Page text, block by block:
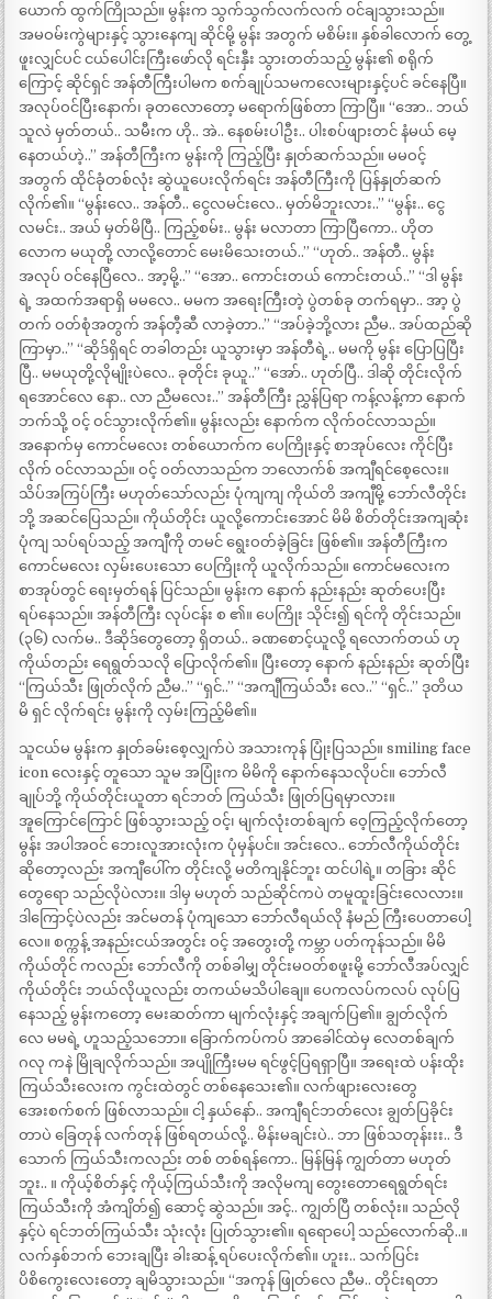
ယောက် ထွက်ကြိုသည်။ မွန်းက သွက်သွက်လက်လက် ဝင်ချသွားသည်။
အမဝမ်းကွဲများနှင့် သွားနေကျ ဆိုင်မို့ မွန်း အတွက် မစိမ်း။ နှစ်ခါလောက် တွေ့
ဖူးလျှင်ပင် ငယ်ပေါင်းကြီးဖော်လို ရင်းနှီး သွားတတ်သည့် မွန်း၏ စရိုက်
ကြောင့် ဆိုင်ရှင် အန်တီကြီးပါမက စက်ချုပ်သမကလေးများနှင့်ပင် ခင်နေပြီ။
အလုပ်ဝင်ပြီးနောက်၊ ခုတလောတော့ မရောက်ဖြစ်တာ ကြာပြီ။ “အော.. ဘယ်
သူလဲ မှတ်တယ်.. သမီးက ဟို.. အဲ.. နေစမ်းပါဦး.. ပါးစပ်ဖျားတင် နံမယ် မေ့
နေတယ်ဟဲ့..” အန်တီကြီးက မွန်းကို ကြည့်ပြီး နှုတ်ဆက်သည်။ မမဝင့်
အတွက် ထိုင်ခုံတစ်လုံး ဆွဲယူပေးလိုက်ရင်း အန်တီကြီးကို ပြန်နှုတ်ဆက်
လိုက်၏။ “မွန်းလေ.. အန်တီ.. ငွေလမင်းလေ.. မှတ်မိဘူးလား..” “မွန်း.. ငွေ
လမင်း.. အယ် မှတ်မိပြီ.. ကြည့်စမ်း.. မွန်း မလာတာ ကြာပြီကော.. ဟိုတ
လောက မယုတို့ လာလို့တောင် မေးမိသေးတယ်..” “ဟုတ်.. အန်တီ.. မွန်း
အလုပ် ဝင်နေပြီလေ.. အာ့မို့..” “အော.. ကောင်းတယ် ကောင်းတယ်..” “ဒါ မွန်း
ရဲ့ အထက်အရာရှိ မမလေ.. မမက အရေးကြီးတဲ့ ပွဲတစ်ခု တက်ရမှာ.. အာ့ ပွဲ
တက် ဝတ်စုံအတွက် အန်တီ့ဆီ လာခဲ့တာ..” “အပ်ခဲ့ဘို့လား ညီမ.. အပ်ထည်ဆို
ကြာမှာ..” “ဆိုဒ်ရှိရင် တခါတည်း ယူသွားမှာ အန်တီရဲ့.. မမကို မွန်း ပြောပြပြီး
ပြီ.. မမယုတို့လိုမျိုးပဲလေ.. ခုတိုင်း ခုယူ..” “အော်.. ဟုတ်ပြီ.. ဒါဆို တိုင်းလိုက်
ရအောင်လေ နော.. လာ ညီမလေး..” အန်တီကြီး ညွှန်ပြရာ ကန့်လန့်ကာ နောက်
ဘက်သို့ ဝင့် ဝင်သွားလိုက်၏။ မွန်းလည်း နောက်က လိုက်ဝင်လာသည်။
အနောက်မှ ကောင်မလေး တစ်ယောက်က ပေကြိုးနှင့် စာအုပ်လေး ကိုင်ပြီး
လိုက် ဝင်လာသည်။ ဝင့် ဝတ်လာသည်က ဘလောက်စ် အကျီရင်စေ့လေး။
သိပ်အကြပ်ကြီး မဟုတ်သော်လည်း ပုံကျကျ ကိုယ်တိ အကျီမို့ ဘော်လီတိုင်း
ဘို့ အဆင်ပြေသည်။ ကိုယ်တိုင်း ယူလို့ကောင်းအောင် မိမိ စိတ်တိုင်းအကျဆုံး
ပုံကျ သပ်ရပ်သည့် အကျီကို တမင် ရွေးဝတ်ခဲ့ခြင်း ဖြစ်၏။ အန်တီကြီးက
ကောင်မလေး လှမ်းပေးသော ပေကြိုးကို ယူလိုက်သည်။ ကောင်မလေးက
စာအုပ်တွင် ရေးမှတ်ရန် ပြင်သည်။ မွန်းက နောက် နည်းနည်း ဆုတ်ပေးပြီး
ရပ်နေသည်။ အန်တီကြီး လုပ်ငန်း စ ၏။ ပေကြိုး သိုင်း၍ ရင်ကို တိုင်းသည်။
(၃၆) လက်မ.. ဒီဆိုဒ်တွေတော့ ရှိတယ်.. ခဏစောင့်ယူလို့ ရလောက်တယ် ဟု
ကိုယ်တည်း ရေရွတ်သလို ပြောလိုက်၏။ ပြီးတော့ နောက် နည်းနည်း ဆုတ်ပြီး
“ကြယ်သီး ဖြုတ်လိုက် ညီမ..” “ရှင်..” “အကျီကြယ်သီး လေ..” “ရှင်..” ဒုတိယ
မိ ရှင် လိုက်ရင်း မွန်းကို လှမ်းကြည့်မိ၏။
သူငယ်မ မွန်းက နှုတ်ခမ်းစေ့လျှက်ပဲ အသားကုန် ပြုံးပြသည်။ smiling face
icon လေးနှင့် တူသော သူမ အပြုံးက မိမိကို နောက်နေသလိုပင်။ ဘော်လီ
ချုပ်ဘို့ ကိုယ်တိုင်းယူတာ ရင်ဘတ် ကြယ်သီး ဖြုတ်ပြရမှာလား။
အူကြောင်ကြောင် ဖြစ်သွားသည့် ဝင့်၊ မျက်လုံးတစ်ချက် ဝေ့ကြည့်လိုက်တော့
မွန်း အပါအဝင် ဘေးလူအားလုံးက ပုံမှန်ပင်။ အင်းလေ.. ဘော်လီကိုယ်တိုင်း
ဆိုတော့လည်း အကျီပေါ်က တိုင်းလို့ မတိကျနိုင်ဘူး ထင်ပါရဲ့။ တခြား ဆိုင်
တွေရော သည်လိုပဲလား။ ဒါမှ မဟုတ် သည်ဆိုင်ကပဲ တမူထူးခြင်းလေလား။
ဒါကြောင့်ပဲလည်း အင်မတန် ပုံကျသော ဘော်လီရယ်လို နံမည် ကြီးပေတာပေါ့
လေ။ စက္ကန့် အနည်းငယ်အတွင်း ဝင့် အတွေးတို့ ကမ္ဘာ ပတ်ကုန်သည်။ မိမိ
ကိုယ်တိုင် ကလည်း ဘော်လီကို တစ်ခါမျှ တိုင်းမဝတ်စဖူးမို့ ဘော်လီအပ်လျှင်
ကိုယ်တိုင်း ဘယ်လိုယူလည်း တကယ်မသိပါချေ။ ပေကလပ်ကလပ် လုပ်ပြ
နေသည့် မွန်းကတော့ မေးဆတ်ကာ မျက်လုံးနှင့် အချက်ပြ၏။ ချွတ်လိုက်
လေ မမရဲ့ ဟူသည့်သဘော။ ခြောက်ကပ်ကပ် အာခေါင်ထဲမှ လေတစ်ချက်
ဂလု ကနဲ မြိုချလိုက်သည်။ အပျိုကြီးမမ ရင်ဖွင့်ပြရရှာပြီ။ အရေးထဲ ပန်းထိုး
ကြယ်သီးလေးက ကွင်းထဲတွင် တစ်နေသေး၏။ လက်ဖျားလေးတွေ
အေးစက်စက် ဖြစ်လာသည်။ ငါ့ နှယ်နော်.. အကျီရင်ဘတ်လေး ချွတ်ပြခိုင်း
တာပဲ ခြေတုန် လက်တုန် ဖြစ်ရတယ်လို့.. မိန်းမချင်းပဲ.. ဘာ ဖြစ်သတုန်းးး.. ဒီ
သောက် ကြယ်သီးကလည်း တစ် တစ်ရန်ကော.. မြန်မြန် ကျွတ်တာ မဟုတ်
ဘူး.. ။ ကိုယ့်စိတ်နှင့် ကိုယ့်ကြယ်သီးကို အလိုမကျ တွေးတောရေရွတ်ရင်း
ကြယ်သီးကို အံကျိတ်၍ ဆောင့် ဆွဲသည်။ အင့်.. ကျွတ်ပြီ တစ်လုံး။ သည်လို
နှင့်ပဲ ရင်ဘတ်ကြယ်သီး သုံးလုံး ပြုတ်သွား၏။ ရရောပေါ့ သည်လောက်ဆို..။
လက်နှစ်ဘက် ဘေးချပြီး ခါးဆန့် ရပ်ပေးလိုက်၏။ ဟူးး.. သက်ပြင်း
ပိစိကွေးလေးတော့ ချမိသွားသည်။ “အကုန် ဖြုတ်လေ ညီမ.. တိုင်းရတာ